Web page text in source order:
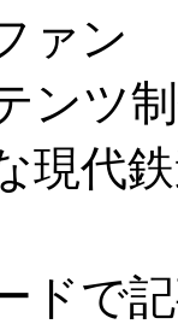
ァン
ンツ
現代
ドで